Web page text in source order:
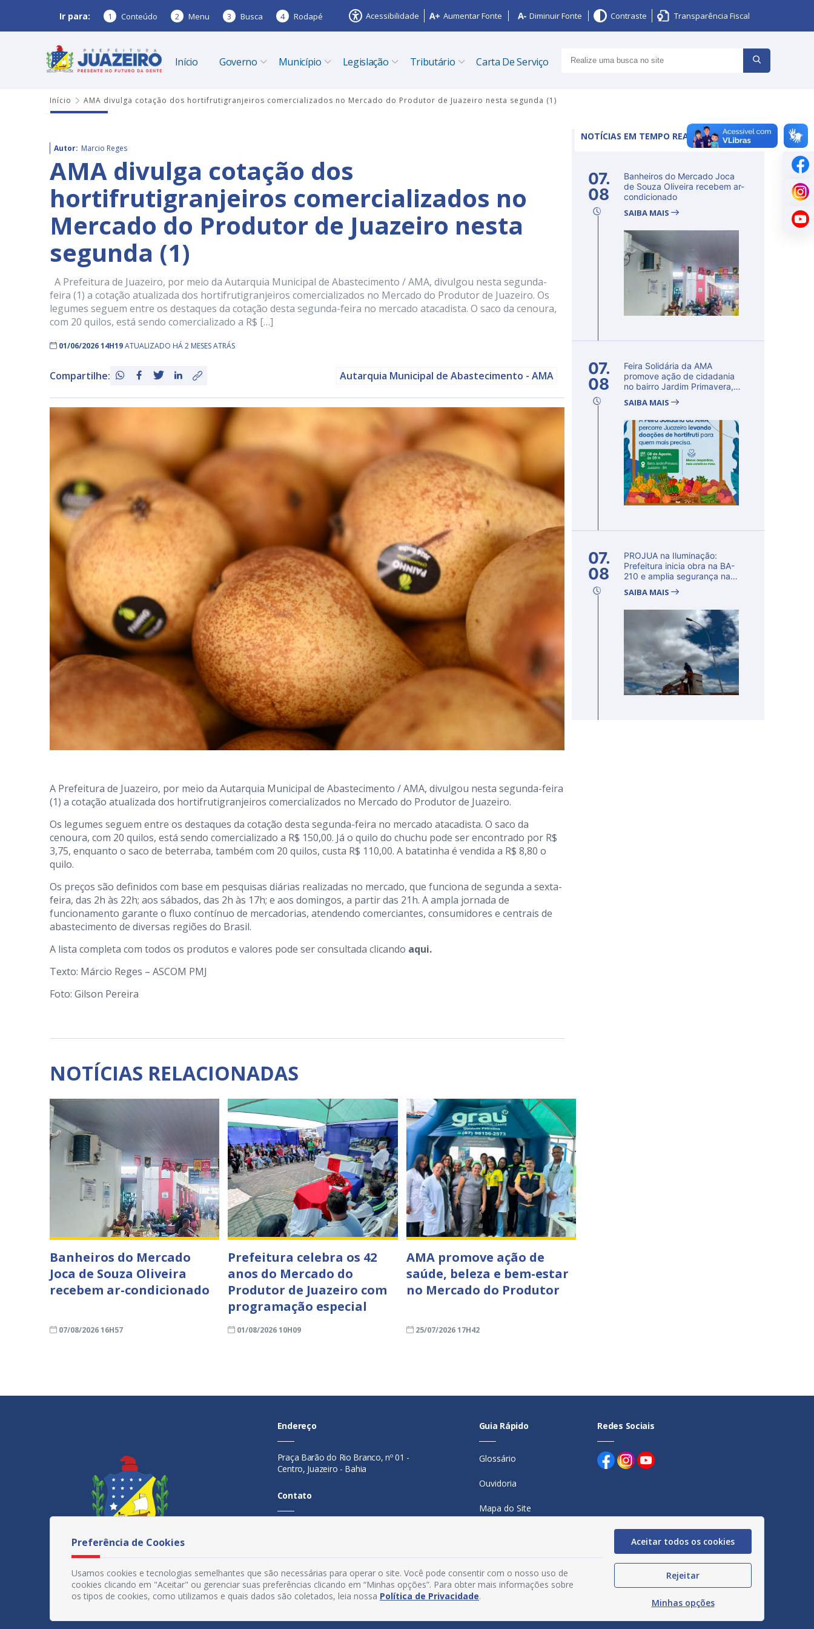
Ir para: 1 Conteúdo 2 Menu 3 Busca 4 Rodapé Acessibilidade Aumentar Fonte Diminuir Fonte Contraste Transparência Fiscal
Início Governo Município Legislação Tributário Carta De Serviço
Início AMA divulga cotação dos hortifrutigranjeiros comercializados no Mercado do Produtor de Juazeiro nesta segunda (1)
Autor: Marcio Reges
AMA divulga cotação dos
hortifrutigranjeiros comercializados no
Mercado do Produtor de Juazeiro nesta
segunda (1)
A Prefeitura de Juazeiro, por meio da Autarquia Municipal de Abastecimento / AMA, divulgou nesta segunda-
feira (1) a cotação atualizada dos hortifrutigranjeiros comercializados no Mercado do Produtor de Juazeiro. Os
legumes seguem entre os destaques da cotação desta segunda-feira no mercado atacadista. O saco da cenoura,
com 20 quilos, está sendo comercializado a R$ […]
01/06/2026 14H19ATUALIZADO HÁ 2 MESES ATRÁS
Compartilhe: Autarquia Municipal de Abastecimento - AMA
A Prefeitura de Juazeiro, por meio da Autarquia Municipal de Abastecimento / AMA, divulgou nesta segunda-feira
(1) a cotação atualizada dos hortifrutigranjeiros comercializados no Mercado do Produtor de Juazeiro.
Os legumes seguem entre os destaques da cotação desta segunda-feira no mercado atacadista. O saco da
cenoura, com 20 quilos, está sendo comercializado a R$ 150,00. Já o quilo do chuchu pode ser encontrado por R$
3,75, enquanto o saco de beterraba, também com 20 quilos, custa R$ 110,00. A batatinha é vendida a R$ 8,80 o
quilo.
Os preços são definidos com base em pesquisas diárias realizadas no mercado, que funciona de segunda a sexta-
feira, das 2h às 22h; aos sábados, das 2h às 17h; e aos domingos, a partir das 21h. A ampla jornada de
funcionamento garante o fluxo contínuo de mercadorias, atendendo comerciantes, consumidores e centrais de
abastecimento de diversas regiões do Brasil.
A lista completa com todos os produtos e valores pode ser consultada clicando aqui.
Texto: Márcio Reges – ASCOM PMJ
Foto: Gilson Pereira
NOTÍCIAS RELACIONADAS
Banheiros do Mercado
Joca de Souza Oliveira
recebem ar-condicionado
07/08/2026 16H57
Prefeitura celebra os 42
anos do Mercado do
Produtor de Juazeiro com
programação especial
01/08/2026 10H09
AMA promove ação de
saúde, beleza e bem-estar
no Mercado do Produtor
25/07/2026 17H42
NOTÍCIAS EM TEMPO REAL
07.
08
Banheiros do Mercado Joca
de Souza Oliveira recebem ar-
condicionado
SAIBA MAIS
07.
08
Feira Solidária da AMA
promove ação de cidadania
no bairro Jardim Primavera,
SAIBA MAIS
07.
08
PROJUA na Iluminação:
Prefeitura inicia obra na BA-
210 e amplia segurança na
SAIBA MAIS
Endereço
Praça Barão do Rio Branco, nº 01 -
Centro, Juazeiro - Bahia
Contato
Segunda a sexta-feira, das 08h às
Guia Rápido
Glossário
Ouvidoria
Mapa do Site
Manual de Navegação
Política de Privacidade
Redes Sociais
Preferência de Cookies
Usamos cookies e tecnologias semelhantes que são necessárias para operar o site. Você pode consentir com o nosso uso de
cookies clicando em "Aceitar" ou gerenciar suas preferências clicando em “Minhas opções”. Para obter mais informações sobre
os tipos de cookies, como utilizamos e quais dados são coletados, leia nossa Política de Privacidade.
Aceitar todos os cookies
Rejeitar
Minhas opções